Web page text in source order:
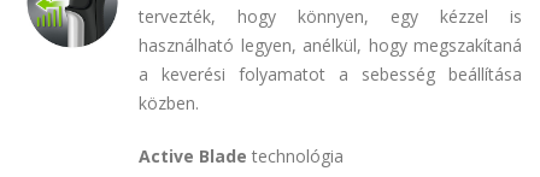
tervezték, hogy könnyen, egy kézzel is
használható legyen, anélkül, hogy megszakítaná
a keverési folyamatot a sebesség beállítása
közben.
Active Blade technológia